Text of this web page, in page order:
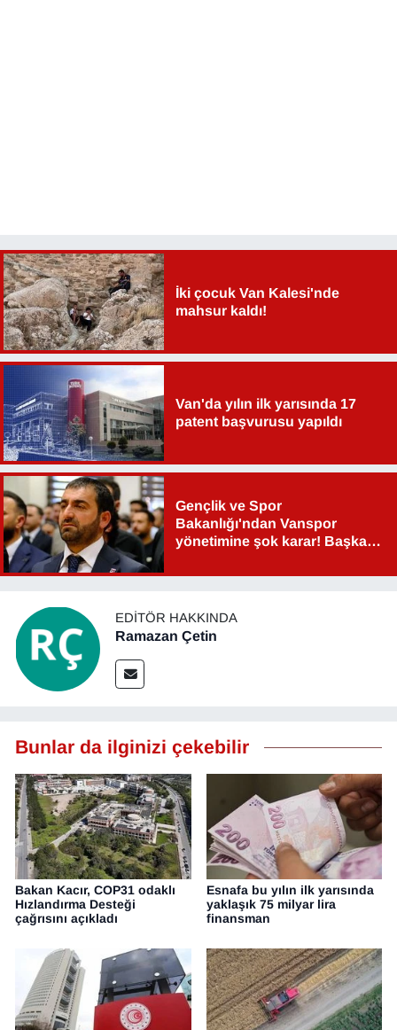
İki çocuk Van Kalesi'nde
mahsur kaldı!
Van'da yılın ilk yarısında 17
patent başvurusu yapıldı
Gençlik ve Spor
Bakanlığı'ndan Vanspor
yönetimine şok karar! Başkan
EDITÖR HAKKINDA
Ramazan Çetin
Bunlar da ilginizi çekebilir
Bakan Kacır, COP31 odaklı
Hızlandırma Desteği
çağrısını açıkladı
Esnafa bu yılın ilk yarısında
yaklaşık 75 milyar lira
finansman